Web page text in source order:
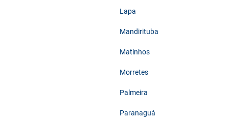
Lapa
Mandirituba
Matinhos
Morretes
Palmeira
Paranaguá